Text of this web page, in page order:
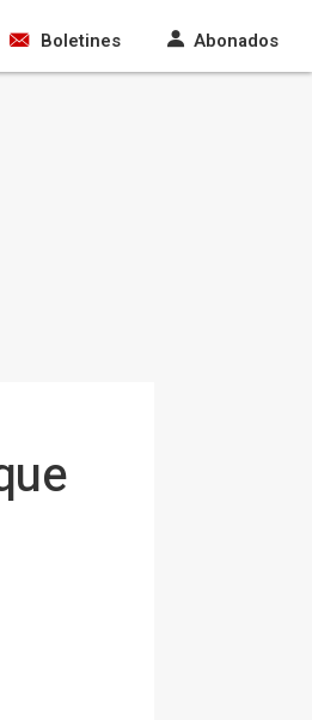
Boletines Abonados